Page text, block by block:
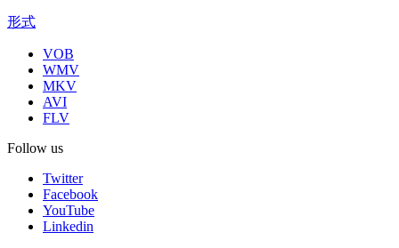
形式
VOB
WMV
MKV
AVI
FLV
Follow us
Twitter
Facebook
YouTube
Linkedin